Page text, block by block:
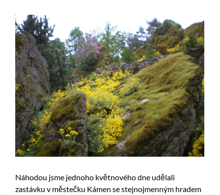
Náhodou jsme jednoho květnového dne udělali
zastávku v městečku Kámen se stejnojmenným hradem